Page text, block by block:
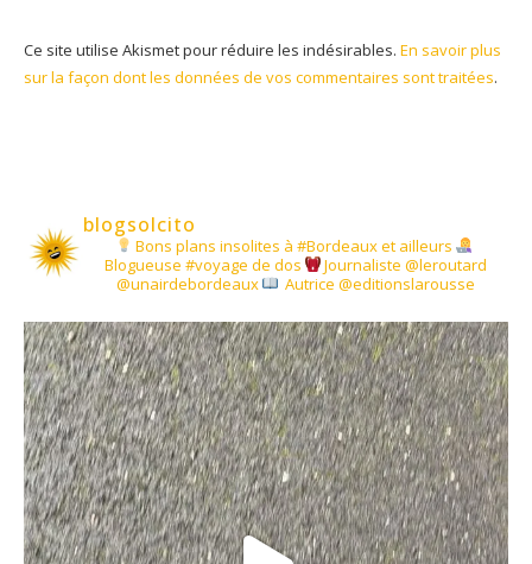
Ce site utilise Akismet pour réduire les indésirables. En savoir plus
sur la façon dont les données de vos commentaires sont traitées.
blogsolcito
Bons plans insolites à #Bordeaux et ailleurs
Blogueuse #voyage de dos
Journaliste @leroutard
@unairdebordeaux
Autrice @editionslarousse